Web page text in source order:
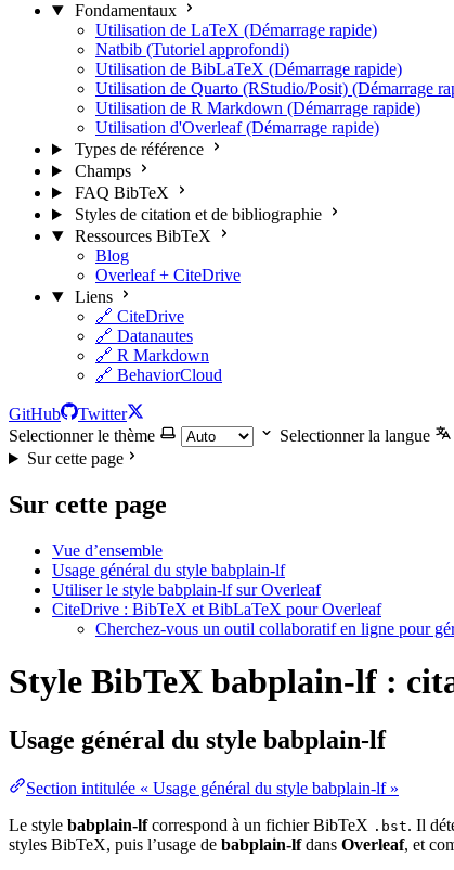
Fondamentaux
Utilisation de LaTeX (Démarrage rapide)
Natbib (Tutoriel approfondi)
Utilisation de BibLaTeX (Démarrage rapide)
Utilisation de Quarto (RStudio/Posit) (Démarrage
Utilisation de R Markdown (Démarrage rapide)
Utilisation d'Overleaf (Démarrage rapide)
Types de référence
Champs
FAQ BibTeX
Styles de citation et de bibliographie
Ressources BibTeX
Blog
Overleaf + CiteDrive
Liens
🔗 CiteDrive
🔗 Datanautes
🔗 R Markdown
🔗 BehaviorCloud
GitHub
Twitter
Selectionner le thème
Selectionner la langue
Sur cette page
Sur cette page
Vue d’ensemble
Usage général du style babplain-lf
Utiliser le style babplain-lf sur Overleaf
CiteDrive : BibTeX et BibLaTeX pour Overleaf
Cherchez-vous un outil collaboratif en ligne pour
Style BibTeX babplain-lf :
Usage général du style babplain-lf
Section intitulée « Usage général du style babplain-lf »
Le style babplain-lfcorrespond à un fichier BibTeX .bst. Il
styles BibTeX, puis l’usage de babplain-lfdans Overleaf, et